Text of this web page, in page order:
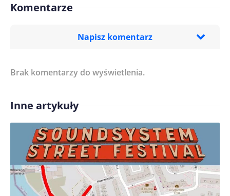
Komentarze
Napisz komentarz
Treść komentarza*
Imię/ Nick*
Brak komentarzy do wyświetlenia.
Inne artykuły